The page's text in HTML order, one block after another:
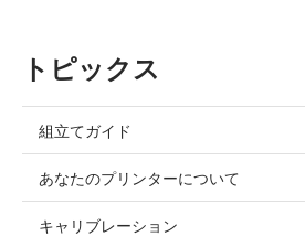
トピックス
組立てガイド
あなたのプリンターについて
キャリブレーション